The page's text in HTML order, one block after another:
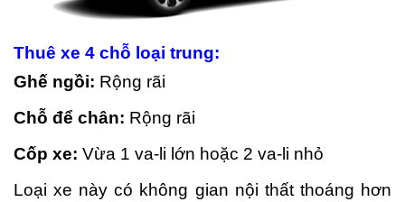
Thuê xe 4 chỗ loại trung:
Ghế ngồi: Rộng rãi
Chỗ để chân: Rộng rãi
Cốp xe: Vừa 1 va-li lớn hoặc 2 va-li nhỏ
Loại xe này có không gian nội thất thoáng hơn